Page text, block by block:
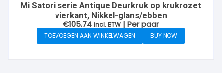
Mi Satori serie Antique Deurkruk op krukrozet
vierkant, Nikkel-glans/ebben
€105.74 incl. BTW | Per paar
TOEVOEGEN AAN WINKELWAGEN BUY NOW